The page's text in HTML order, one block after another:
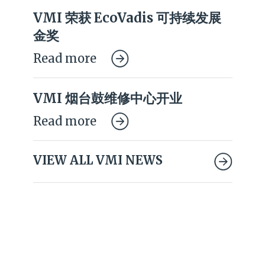
VMI 荣获 EcoVadis 可持续发展
金奖
Read more
VMI 烟台鼓维修中心开业
Read more
VIEW ALL VMI NEWS